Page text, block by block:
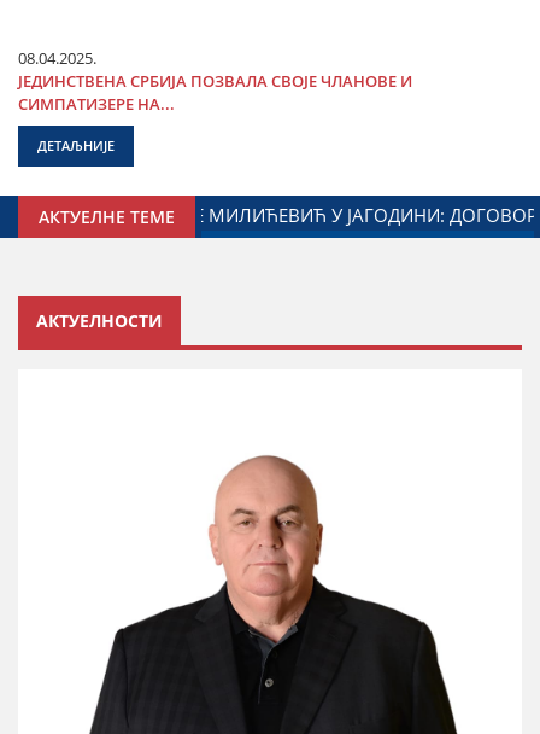
08.04.2025.
ЈЕДИНСТВЕНА СРБИЈА ПОЗВАЛА СВОЈЕ ЧЛАНОВЕ И
СИМПАТИЗЕРЕ НА...
ДЕТАЉНИЈЕ
АКТУЕЛНЕ ТЕМЕ
И МИНИСТАРСТВА ЗАДУЖЕНОГ ЗА ОДНОСЕ СА
АКТУЕЛНОСТИ